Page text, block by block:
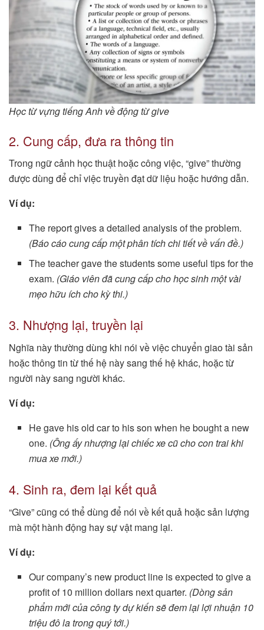
Học từ vựng tiếng Anh về động từ give
2. Cung cấp, đưa ra thông tin
Trong ngữ cảnh học thuật hoặc công việc, “give” thường
được dùng để chỉ việc truyền đạt dữ liệu hoặc hướng dẫn.
Ví dụ:
The report gives a detailed analysis of the problem.
(Báo cáo cung cấp một phân tích chi tiết về vấn đề.)
The teacher gave the students some useful tips for the
exam. (Giáo viên đã cung cấp cho học sinh một vài
mẹo hữu ích cho kỳ thi.)
3. Nhượng lại, truyền lại
Nghĩa này thường dùng khi nói về việc chuyển giao tài sản
hoặc thông tin từ thế hệ này sang thế hệ khác, hoặc từ
người này sang người khác.
Ví dụ:
He gave his old car to his son when he bought a new
one. (Ông ấy nhượng lại chiếc xe cũ cho con trai khi
mua xe mới.)
4. Sinh ra, đem lại kết quả
“Give” cũng có thể dùng để nói về kết quả hoặc sản lượng
mà một hành động hay sự vật mang lại.
Ví dụ:
Our company’s new product line is expected to give a
profit of 10 million dollars next quarter. (Dòng sản
phẩm mới của công ty dự kiến sẽ đem lại lợi nhuận 10
triệu đô la trong quý tới.)